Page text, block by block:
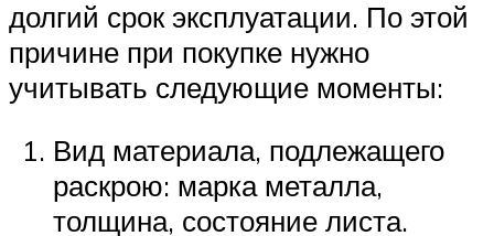
долгий срок эксплуатации. По этой
причине при покупке нужно
учитывать следующие моменты:
Вид материала, подлежащего
раскрою: марка металла,
толщина, состояние листа.